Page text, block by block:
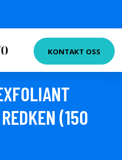
KONTAKT OSS
(150